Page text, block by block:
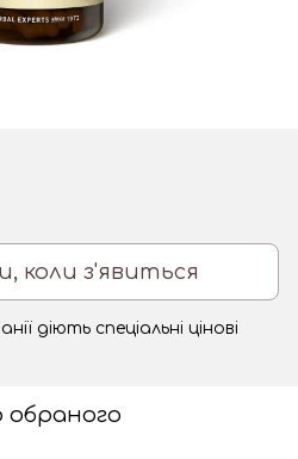
коли з'явиться
діють спеціальні цінові
обраного